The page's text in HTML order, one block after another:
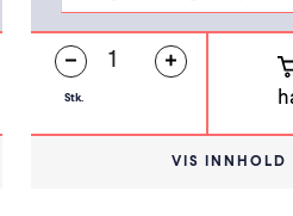
Stk.
VIS INNHOLD